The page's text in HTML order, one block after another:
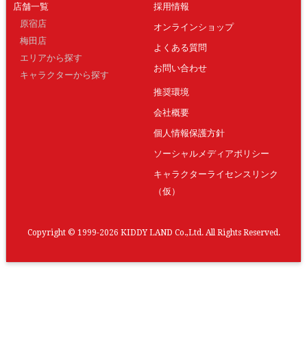
店舗一覧
原宿店
梅田店
エリアから探す
キャラクターから探す
採用情報
オンラインショップ
よくある質問
お問い合わせ
推奨環境
会社概要
個人情報保護方針
ソーシャルメディアポリシー
キャラクターライセンスリンク
（仮）
Copyright © 1999-2026 KIDDY LAND Co.,Ltd. All Rights Reserved.